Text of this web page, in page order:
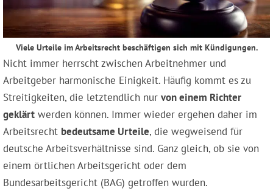
Viele Urteile im Arbeitsrecht beschäftigen sich mit Kündigungen.
Nicht immer herrscht zwischen Arbeitnehmer und
Arbeitgeber harmonische Einigkeit. Häufig kommt es zu
Streitigkeiten, die letztendlich nur von einem Richter
geklärt werden können. Immer wieder ergehen daher im
Arbeitsrecht bedeutsame Urteile, die wegweisend für
deutsche Arbeitsverhältnisse sind. Ganz gleich, ob sie von
einem örtlichen Arbeitsgericht oder dem
Bundesarbeitsgericht (BAG) getroffen wurden.